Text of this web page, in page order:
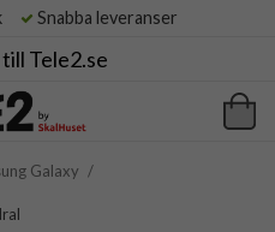
Snabba leveranser
Tele2.se
Galaxy /